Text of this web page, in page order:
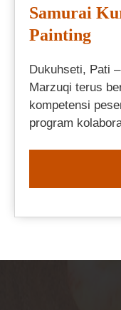
Samurai
Painting
Dukuhseti, Pati
Marzuqi terus
kompetensi
program